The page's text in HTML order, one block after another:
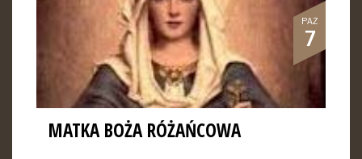
PAŹ
7
MATKA BOŻA RÓŻAŃCOWA